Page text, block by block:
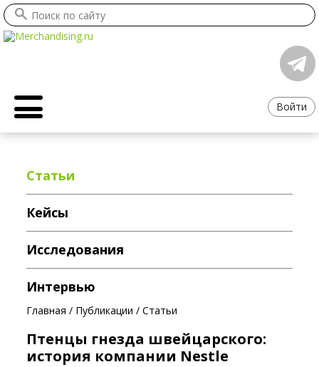
Войти
Главная / Публикации /Статьи
Птенцы гнезда швейцарского:
история компании Nestle
Статьи
Кейсы
Исследования
Интервью